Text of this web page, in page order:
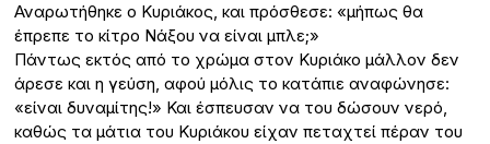
Αναρωτήθηκε ο Κυριάκος, και πρόσθεσε: «μήπως θα
έπρεπε το κίτρο Νάξου να είναι μπλε;»
Πάντως εκτός από το χρώμα στον Κυριάκο μάλλον δεν
άρεσε και η γεύση, αφού μόλις το κατάπιε αναφώνησε:
«είναι δυναμίτης!» Και έσπευσαν να του δώσουν νερό,
καθώς τα μάτια του Κυριάκου είχαν πεταχτεί πέραν του